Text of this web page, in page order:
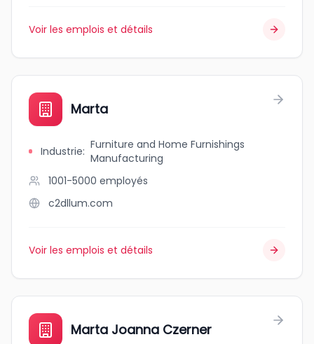
Voir les emplois et détails
Marta
Industrie: Furniture and Home Furnishings
Manufacturing
1001-5000 employés
c2dllum.com
Voir les emplois et détails
Marta Joanna Czerner